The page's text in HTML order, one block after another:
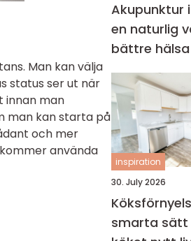
Man kan välja
status ser ut när
innan man
man kan starta på
och mer
använda
Akupunktur
en naturlig
bättre hälsa
inspiration
30. July 2026
smarta